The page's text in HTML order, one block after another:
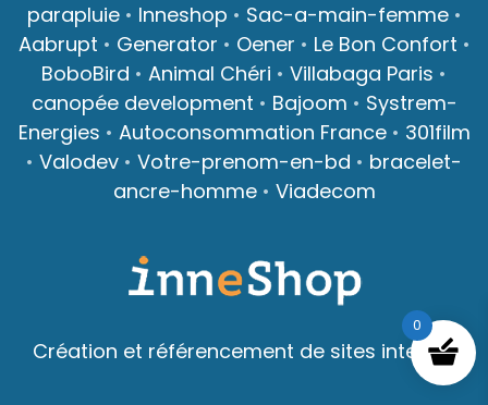
parapluie• Inneshop • Sac-a-main-femme•
Aabrupt • Generator • Oener • Le Bon Confort •
BoboBird • Animal Chéri • Villabaga Paris •
canopée development • Bajoom • Systrem-
Energies • Autoconsommation France• 301film
• Valodev • Votre-prenom-en-bd • bracelet-
ancre-homme• Viadecom
0
Création et référencement de sites internet